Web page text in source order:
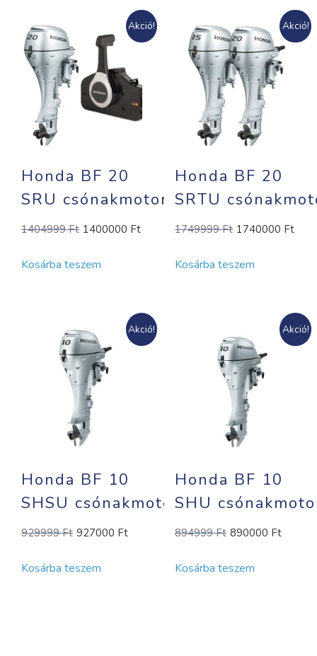
Akció!
Honda BF 20
SRU csónakmotor
1404999Ft Original
was:
1400000 FtCurrent
Kosárba teszem
Akció!
Honda BF 20
SRTU
1749999Ft Original
was:
1740000 Ft
Kosárba teszem
Akció!
Honda BF 10
SHSU csónakmotor
929999Ft Original
was:
927000 FtCurrent
Kosárba teszem
Akció!
Honda BF 10
SHU
894999Ft Original
was:
890000 Ft
Kosárba teszem